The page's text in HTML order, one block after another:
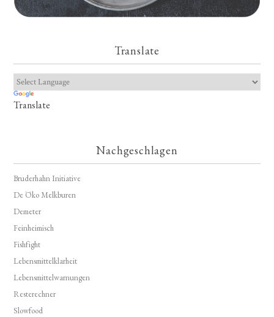
Translate
Translate
Nachgeschlagen
Bruderhahn Initiative
De Öko Melkburen
Demeter
Feinheimisch
Fishfight
Lebensmittelklarheit
Lebensmittelwarnungen
Resterechner
Slowfood